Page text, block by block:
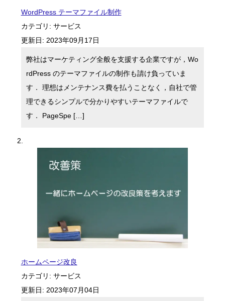
WordPress テーマファイル制作
カテゴリ: サービス
更新日: 2023年09月17日
弊社はマーケティング全般を支援する企業ですが，Wo
rdPress のテーマファイルの制作も請け負っていま
す． 理想はメンテナンス費を払うことなく，自社で管
理できるシンプルで分かりやすいテーマファイルで
す． PageSpe […]
ホームページ改良
カテゴリ: サービス
更新日: 2023年07月04日